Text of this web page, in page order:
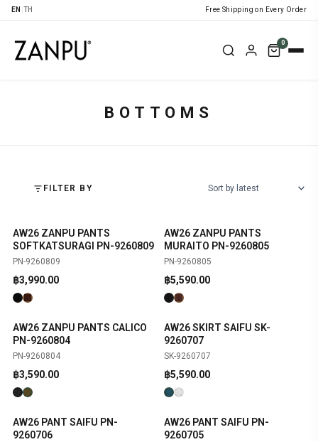
EN TH Free Shipping on Every Order
0
BOTTOMS
FILTER BY
NEW SHOP NOW
AW26 ZANPU PANTS
SOFTKATSURAGI PN-9260809
PN-9260809
฿3,990.00
NEW SHOP NOW
AW26 ZANPU PANTS
MURAITO PN-9260805
PN-9260805
฿5,590.00
NEW SHOP NOW
AW26 ZANPU PANTS CALICO
PN-9260804
PN-9260804
฿3,590.00
NEW SHOP NOW
AW26 SKIRT SAIFU SK-
9260707
SK-9260707
฿5,590.00
NEW SHOP NOW
AW26 PANT SAIFU PN-
9260706
NEW SHOP NOW
AW26 PANT SAIFU PN-
9260705